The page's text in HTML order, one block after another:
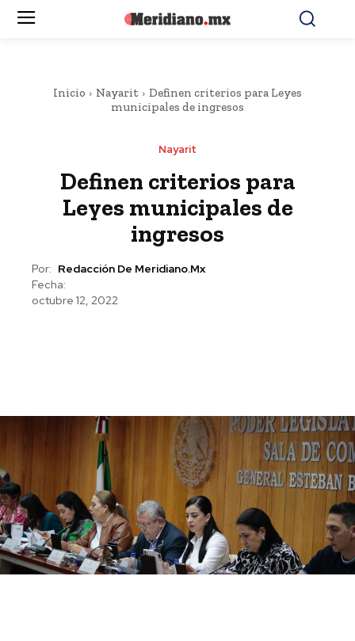
Inicio Nayarit
Definen criterios para Leyes
municipales de ingresos
Nayarit
Definen criterios para
Leyes municipales de
ingresos
Por: Redacción De Meridiano.mx
Fecha:
octubre 12, 2022